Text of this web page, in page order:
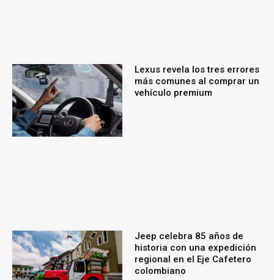
Lexus revela los tres errores
más comunes al comprar un
vehículo premium
Jeep celebra 85 años de
historia con una expedición
regional en el Eje Cafetero
colombiano